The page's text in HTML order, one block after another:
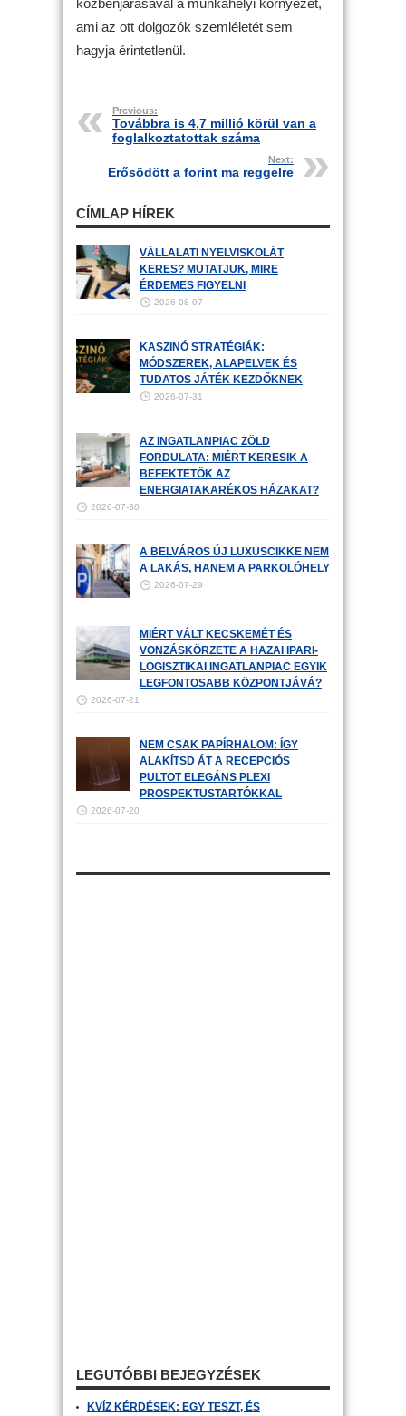
közbenjárásával a munkahelyi környezet,
ami az ott dolgozók szemléletét sem
hagyja érintetlenül.
Previous:
Továbbra is 4,7 millió körül van a
foglalkoztatottak száma
Next:
Erősödött a forint ma reggelre
CÍMLAP HÍREK
VÁLLALATI NYELVISKOLÁT
KERES? MUTATJUK, MIRE
ÉRDEMES FIGYELNI
2026-08-07
KASZINÓ STRATÉGIÁK:
MÓDSZEREK, ALAPELVEK ÉS
TUDATOS JÁTÉK KEZDŐKNEK
2026-07-31
AZ INGATLANPIAC ZÖLD
FORDULATA: MIÉRT KERESIK A
BEFEKTETŐK AZ
ENERGIATAKARÉKOS HÁZAKAT?
2026-07-30
A BELVÁROS ÚJ LUXUSCIKKE NEM
A LAKÁS, HANEM A PARKOLÓHELY
2026-07-29
MIÉRT VÁLT KECSKEMÉT ÉS
VONZÁSKÖRZETE A HAZAI IPARI-
LOGISZTIKAI INGATLANPIAC EGYIK
LEGFONTOSABB KÖZPONTJÁVÁ?
2026-07-21
NEM CSAK PAPÍRHALOM: ÍGY
ALAKÍTSD ÁT A RECEPCIÓS
PULTOT ELEGÁNS PLEXI
PROSPEKTUSTARTÓKKAL
2026-07-20
LEGUTÓBBI BEJEGYZÉSEK
KVÍZ KÉRDÉSEK: EGY TESZT, ÉS